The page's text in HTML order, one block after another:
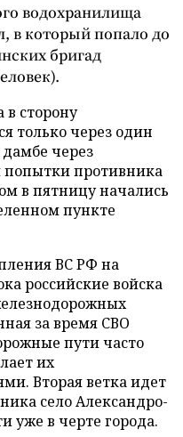
водохранилища
в который попало до
бригад
в сторону
только через один
через
противника
в пятницу начались
пункте
ВС РФ на
российские войска
за время СВО
пути часто
их
Вторая ветка идет
село Александро-
уже в черте города.